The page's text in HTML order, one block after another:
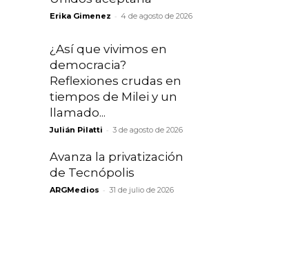
Erika Gimenez - 4 de agosto de 2026
¿Así que vivimos en
democracia?
Reflexiones crudas en
tiempos de Milei y un
llamado...
Julián Pilatti - 3 de agosto de 2026
Avanza la privatización
de Tecnópolis
ARGMedios - 31 de julio de 2026